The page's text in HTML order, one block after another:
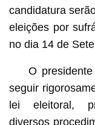
candidatura
eleições por
no dia 14 de
O
seguir
lei eleitoral,
diversos